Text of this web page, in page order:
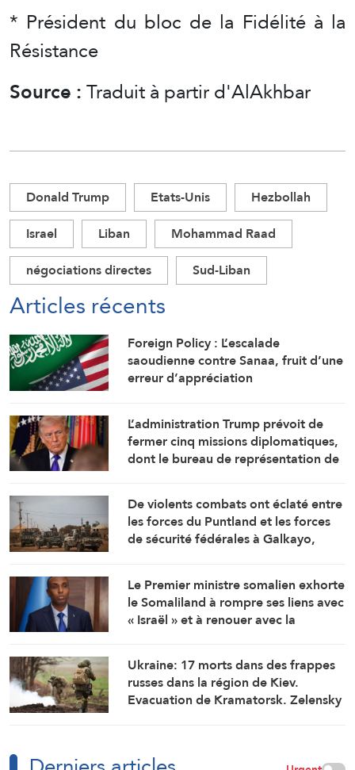
* Président du bloc de la Fidélité à la
Résistance
Source :Traduit à partir d'AlAkhbar
Donald Trump Etats-Unis
Hezbollah
Israel
Liban
Mohammad Raad
négociations directes
Sud-Liban
Articles récents
Foreign Policy : L’escalade
saoudienne contre Sanaa, fruit d’une
erreur d’appréciation
L’administration Trump prévoit de
fermer cinq missions diplomatiques,
dont le bureau de représentation de
Cameroun
De violents combats ont éclaté entre
les forces du Puntland et les forces
de sécurité fédérales à Galkayo,
Le Premier ministre somalien exhorte
le Somaliland à rompre ses liens avec
« Israël » et à renouer avec la
Ukraine: 17 morts dans des frappes
russes dans la région de Kiev.
Evacuation de Kramatorsk. Zelensky